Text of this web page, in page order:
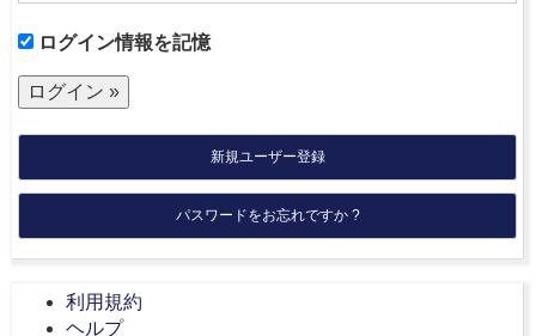
ログイン情報を記憶
新規ユーザー登録
パスワードをお忘れですか ?
利用規約
ヘルプ